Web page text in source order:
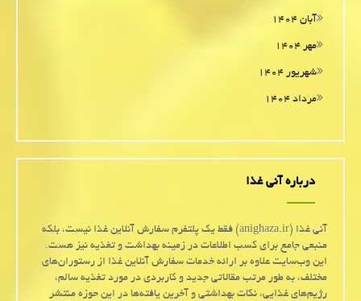
آبان ۱۴۰۴
مهر ۱۴۰۴
شهریور ۱۴۰۴
مرداد ۱۴۰۴
درباره آنی غذا
آنی غذا (anighaza.ir) فقط یک پلتفرم سفارش آنلاین غذا نیست، بلکه
منبعی جامع برای کسب اطلاعات در زمینه بهداشت و تغذیه نیز هست.
این وب‌سایت علاوه بر ارائه خدمات سفارش آنلاین غذا از رستوران‌های
مختلف، به طور مرتب مقالاتی جدید و کاربردی در مورد تغذیه سالم،
رژیم‌های غذایی، نکات بهداشتی و آخرین یافته‌ها در این حوزه منتشر